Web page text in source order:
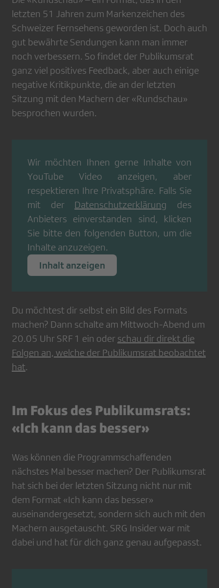
letzten 51 Jahren zum Markenzeichen des
Schweizer Fernsehens geworden ist. Doch auch
gut bewährte Sendungen kann man immer
noch verbessern. So findet der Publikumsrat
ganz viel positives Feedback, aber auch einige
negative Kritikpunkte, die an der letzten
Sitzung mit den Machern der «Rundschau»
besprochen wurden.
Wir möchten Ihnen gerne Inhalte von
YouTube Video anzeigen, aber
respektieren Ihre Privatsphäre. Falls Sie
mit der Datenschutzerklärung
des
Anbieters einverstanden sind, klicken
Sie bitte den folgenden Button, um die
Inhalte anzuzeigen.
Inhalt anzeigen
Du möchtest dir selbst ein Bild des Formats
machen? Dann schalte am Mittwoch-Abend um
20.05 Uhr SRF 1 ein oder schau dir direkt die
Folgen an, welche der Publikumsrat beobachtet
hat.
Im Fokus des Publikumsrats:
«Ich kann das besser»
Was können die Programmschaffenden
nächstes Mal besser machen? Der Publikumsrat
hat sich bei der letzten Sitzung nicht nur mit
dem Format «Ich kann das besser»
auseinandergesetzt, sondern sich auch mit den
Machern ausgetauscht. SRG Insider war mit
dabei und hat für dich ganz genau aufgepasst.